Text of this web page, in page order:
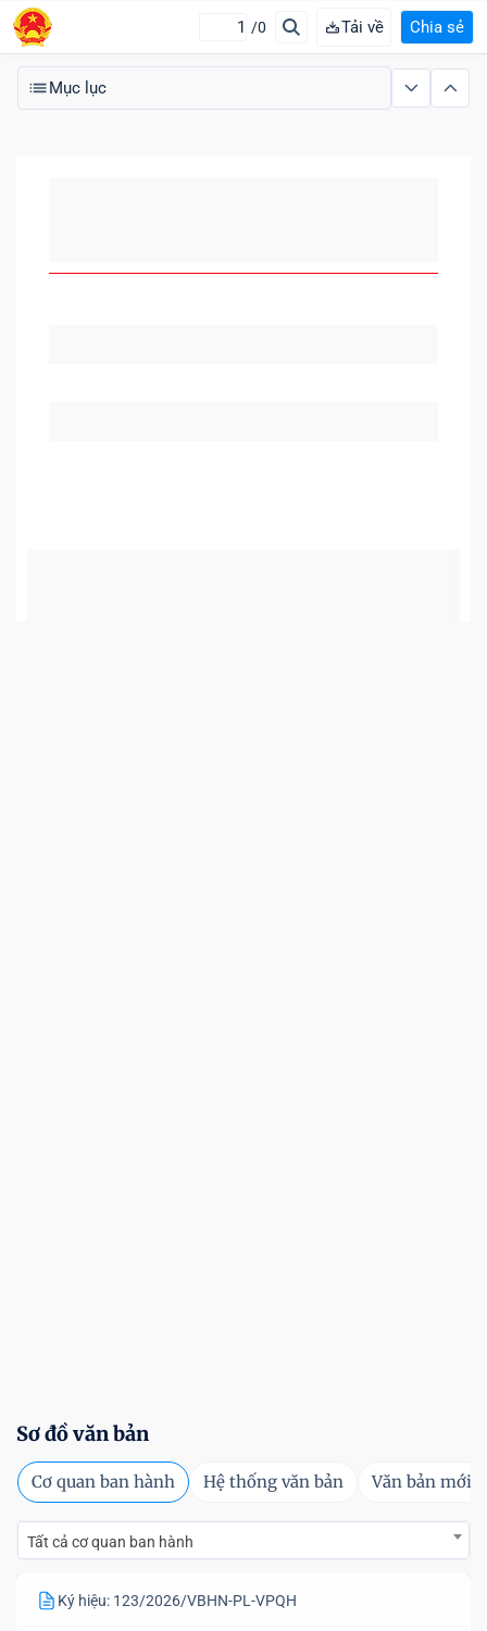
/0 Tải về Chia sẻ
Mục lục
Sơ đồ văn bản
Cơ quan ban hành Hệ thống văn bản Văn bản mới
Tất cả cơ quan ban hành
Ký hiệu: 123/2026/VBHN-PL-VPQH